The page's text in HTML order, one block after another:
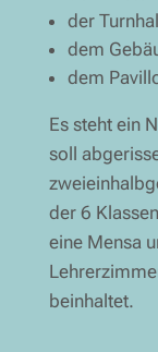
der
dem
dem
Es steht ein
soll
der 6
eine Mensa
beinhaltet.